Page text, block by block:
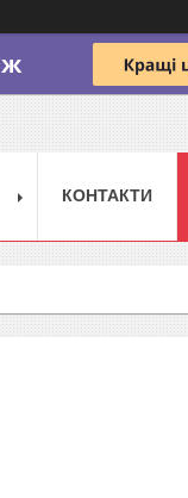
КОНТАКТИ